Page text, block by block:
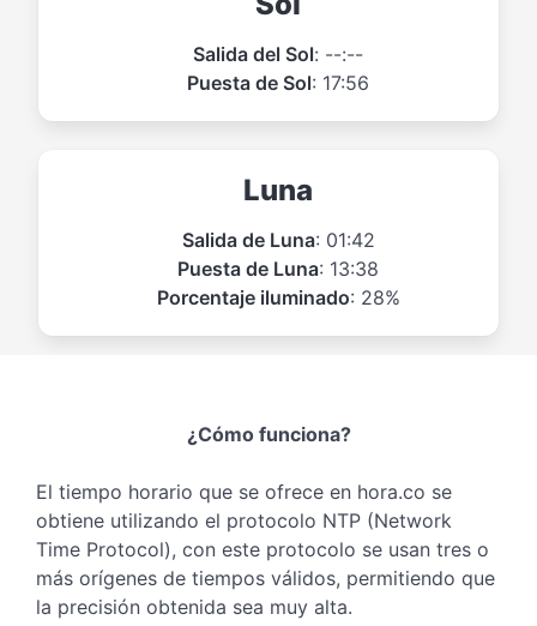
Salida del Sol: --:--
Puesta de Sol: 17:56
Luna
Salida de Luna: 01:42
Puesta de Luna: 13:38
Porcentaje iluminado: 28%
¿Cómo funciona?
El tiempo horario que se ofrece en hora.co se
obtiene utilizando el protocolo NTP (Network
Time Protocol), con este protocolo se usan tres o
más orígenes de tiempos válidos, permitiendo que
la precisión obtenida sea muy alta.